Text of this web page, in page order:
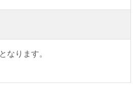
なります。